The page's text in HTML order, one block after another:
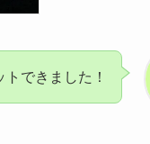
できました！